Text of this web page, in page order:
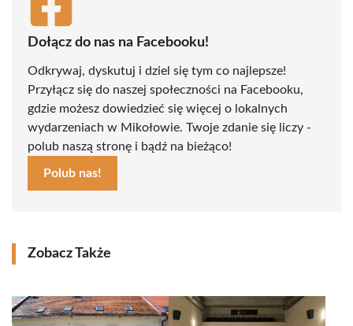
Dołącz do nas na Facebooku!
Odkrywaj, dyskutuj i dziel się tym co najlepsze!
Przyłącz się do naszej społeczności na Facebooku,
gdzie możesz dowiedzieć się więcej o lokalnych
wydarzeniach w Mikołowie. Twoje zdanie się liczy -
polub naszą stronę i bądź na bieżąco!
Polub nas!
Zobacz Także